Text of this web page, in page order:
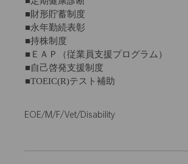
■財形貯蓄制度
■永年勤続表彰
■持株制度
■ＥＡＰ（従業員支援プログラム）
■自己啓発支援制度
■TOEIC(R)テスト補助
EOE/M/F/Vet/Disability